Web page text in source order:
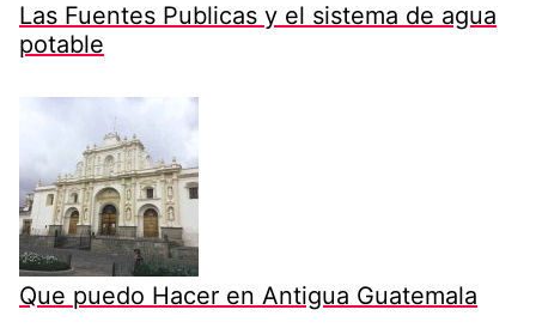
Las Fuentes Publicas y el sistema de agua
potable
Que puedo Hacer en Antigua Guatemala